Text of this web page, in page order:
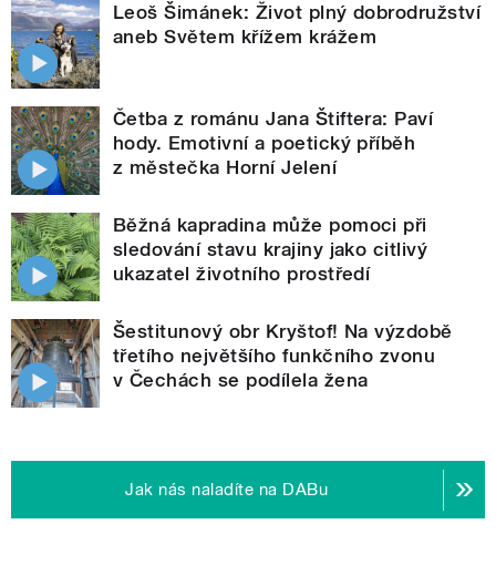
Leoš Šimánek: Život plný dobrodružství
aneb Světem křížem krážem
Četba z románu Jana Štiftera: Paví
hody. Emotivní a poetický příběh
z městečka Horní Jelení
Běžná kapradina může pomoci při
sledování stavu krajiny jako citlivý
ukazatel životního prostředí
Šestitunový obr Kryštof! Na výzdobě
třetího největšího funkčního zvonu
v Čechách se podílela žena
Jak nás naladíte na DABu